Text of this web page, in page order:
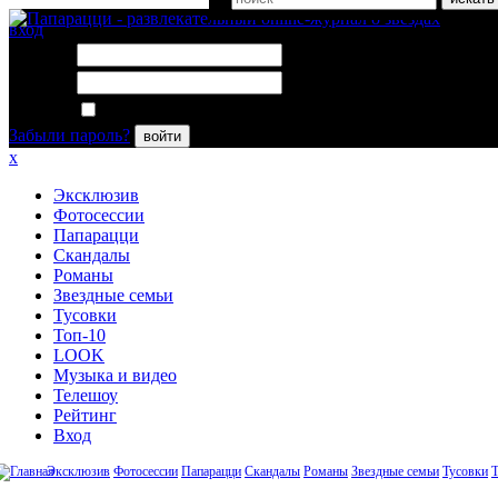
вход
Забыли пароль?
войти
x
Эксклюзив
Фотосессии
Папарацци
Скандалы
Романы
Звездные семьи
Тусовки
Топ-10
LOOK
Музыка и видео
Телешоу
Рейтинг
Вход
Эксклюзив Фотосессии Папарацци Скандалы Романы Звездные семьи Тусовки